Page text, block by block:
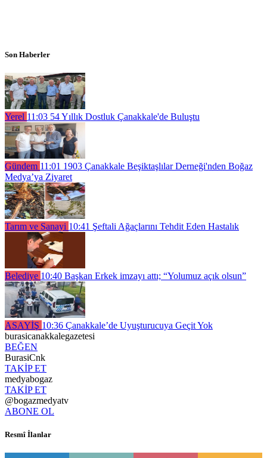
Son Haberler
Yerel 11:03 54 Yıllık Dostluk Çanakkale'de Buluştu
Gündem 11:01 1903 Çanakkale Beşiktaşlılar Derneği'nden Boğaz
Medya’ya Ziyaret
Tarım ve Sanayi 10:41 Şeftali Ağaçlarını Tehdit Eden Hastalık
Belediye 10:40 Başkan Erkek imzayı attı; “Yolumuz açık olsun”
ASAYİŞ 10:36 Çanakkale’de Uyuşturucuya Geçit Yok
burasicanakkalegazetesi
BEĞEN
BurasiCnk
TAKİP ET
medyabogaz
TAKİP ET
@bogazmedyatv
ABONE OL
Resmî İlanlar